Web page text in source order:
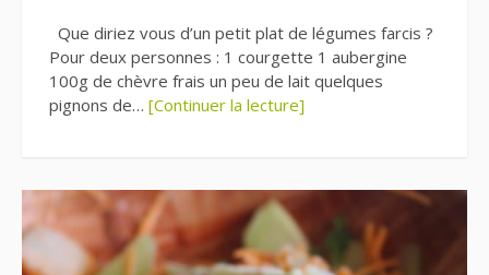
Que diriez vous d’un petit plat de légumes farcis ?
Pour deux personnes : 1 courgette 1 aubergine
100g de chèvre frais un peu de lait quelques
pignons de… [Continuer la lecture]